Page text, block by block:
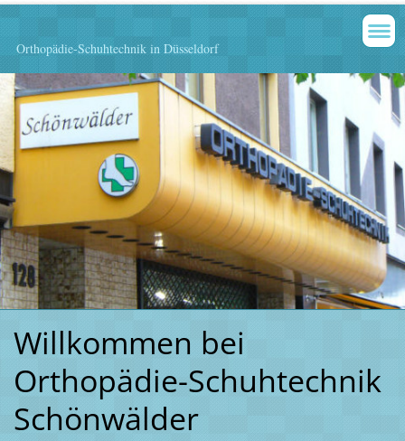
Orthopädie-Schuhtechnik in Düsseldorf
Willkommen bei
Orthopädie-Schuhtechnik
Schönwälder